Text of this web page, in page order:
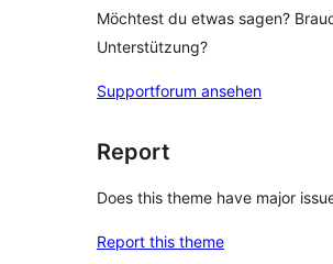
Möchtest du etwas sagen?
Unterstützung?
Supportforum ansehen
Report
Does this theme have major
Report this theme